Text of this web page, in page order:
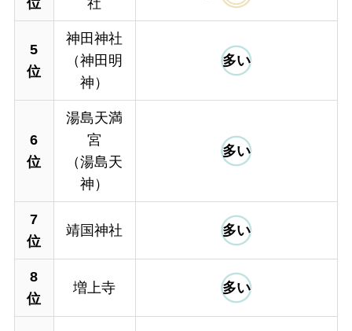
位
社
5
位
神田神社
（神田明
神）
多い
6
位
湯島天満
宮
（湯島天
神）
多い
7
位
靖国神社 多い
8
位
増上寺 多い